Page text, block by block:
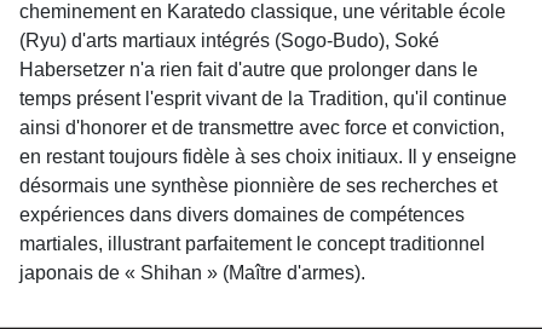
cheminement en Karatedo classique, une véritable école
(Ryu) d'arts martiaux intégrés (Sogo-Budo), Soké
Habersetzer n'a rien fait d'autre que prolonger dans le
temps présent l'esprit vivant de la Tradition, qu'il continue
ainsi d'honorer et de transmettre avec force et conviction,
en restant toujours fidèle à ses choix initiaux. Il y enseigne
désormais une synthèse pionnière de ses recherches et
expériences dans divers domaines de compétences
martiales, illustrant parfaitement le concept traditionnel
japonais de « Shihan » (Maître d'armes).